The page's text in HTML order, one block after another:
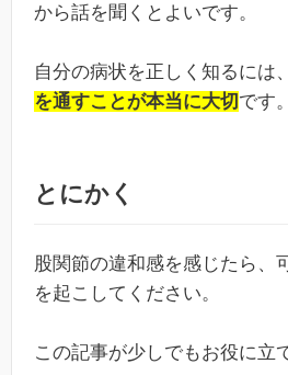
から話を聞くとよいです。
自分の病状を正しく知るには、
を通すことが本当に大切 です。
とにかく
股関節の違和感を感じたら、
を起こしてください。
この記事が少しでもお役に立